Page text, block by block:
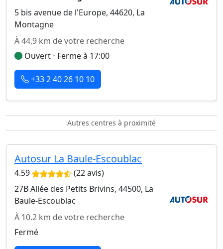
5 bis avenue de l'Europe, 44620, La
Montagne
À 44.9 km de votre recherche
Ouvert ⋅ Ferme à 17:00
+33 2 40 26 10 10
Autres centres à proximité
Autosur La Baule-Escoublac
4.59
(22 avis)
27B Allée des Petits Brivins, 44500, La
Baule-Escoublac
À 10.2 km de votre recherche
Fermé